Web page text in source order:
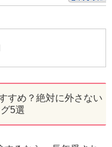
すめ？絶対に外さない
5選